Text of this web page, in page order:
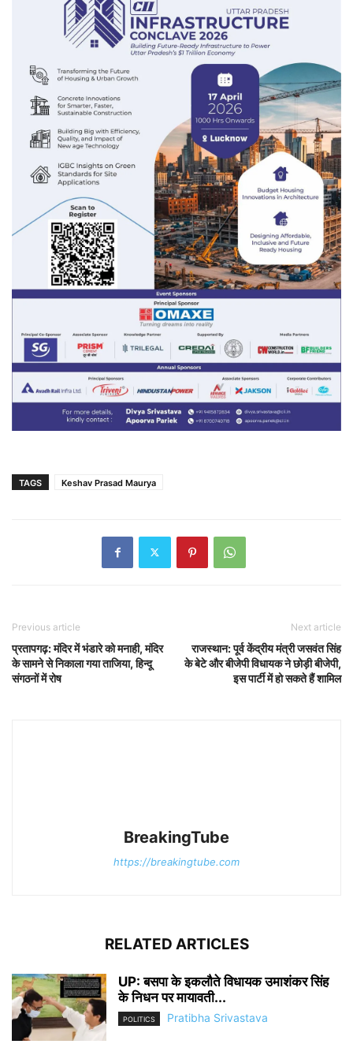
TAGS Keshav Prasad Maurya
Previous article
प्रतापगढ़: मंदिर में भंडारे को मनाही, मंदिर
के सामने से निकाला गया ताजिया, हिन्दू
संगठनों में रोष
Next article
राजस्थान: पूर्व केंद्रीय मंत्री जसवंत सिंह
के बेटे और बीजेपी विधायक ने छोड़ी बीजेपी,
इस पार्टी में हो सकते हैं शामिल
BreakingTube
https://breakingtube.com
RELATED ARTICLES
UP: बसपा के इकलौते विधायक उमाशंकर सिंह
के निधन पर मायावती...
POLITICS Pratibha Srivastava